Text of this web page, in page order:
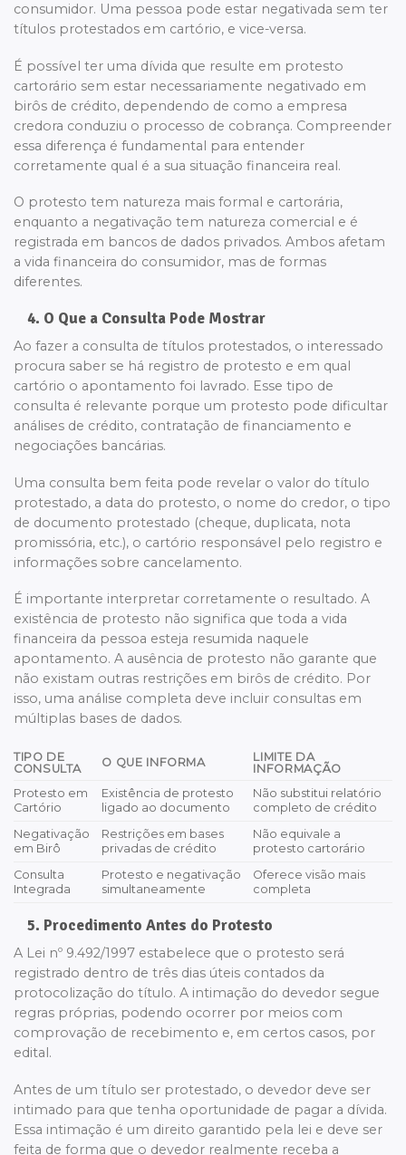
consumidor. Uma pessoa pode estar negativada sem ter
títulos protestados em cartório, e vice-versa.
É possível ter uma dívida que resulte em protesto
cartorário sem estar necessariamente negativado em
birôs de crédito, dependendo de como a empresa
credora conduziu o processo de cobrança. Compreender
essa diferença é fundamental para entender
corretamente qual é a sua situação financeira real.
O protesto tem natureza mais formal e cartorária,
enquanto a negativação tem natureza comercial e é
registrada em bancos de dados privados. Ambos afetam
a vida financeira do consumidor, mas de formas
diferentes.
4. O Que a Consulta Pode Mostrar
Ao fazer a consulta de títulos protestados, o interessado
procura saber se há registro de protesto e em qual
cartório o apontamento foi lavrado. Esse tipo de
consulta é relevante porque um protesto pode dificultar
análises de crédito, contratação de financiamento e
negociações bancárias.
Uma consulta bem feita pode revelar o valor do título
protestado, a data do protesto, o nome do credor, o tipo
de documento protestado (cheque, duplicata, nota
promissória, etc.), o cartório responsável pelo registro e
informações sobre cancelamento.
É importante interpretar corretamente o resultado. A
existência de protesto não significa que toda a vida
financeira da pessoa esteja resumida naquele
apontamento. A ausência de protesto não garante que
não existam outras restrições em birôs de crédito. Por
isso, uma análise completa deve incluir consultas em
múltiplas bases de dados.
TIPO DE
CONSULTA
O QUE INFORMA
LIMITE DA
INFORMAÇÃO
Protesto em
Cartório
Existência de protesto
ligado ao documento
Não substitui relatório
completo de crédito
Negativação
em Birô
Restrições em bases
privadas de crédito
Não equivale a
protesto cartorário
Consulta
Integrada
Protesto e negativação
simultaneamente
Oferece visão mais
completa
5. Procedimento Antes do Protesto
A Lei nº 9.492/1997 estabelece que o protesto será
registrado dentro de três dias úteis contados da
protocolização do título. A intimação do devedor segue
regras próprias, podendo ocorrer por meios com
comprovação de recebimento e, em certos casos, por
edital.
Antes de um título ser protestado, o devedor deve ser
intimado para que tenha oportunidade de pagar a dívida.
Essa intimação é um direito garantido pela lei e deve ser
feita de forma que o devedor realmente receba a